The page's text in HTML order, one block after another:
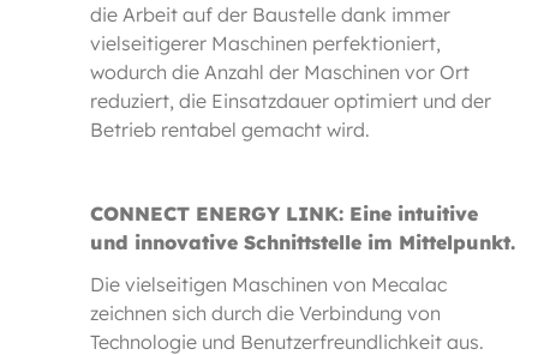
die Arbeit auf der Baustelle dank immer
vielseitigerer Maschinen perfektioniert,
wodurch die Anzahl der Maschinen vor Ort
reduziert, die Einsatzdauer optimiert und der
Betrieb rentabel gemacht wird.
CONNECT ENERGY LINK: Eine intuitive
und innovative Schnittstelle im Mittelpunkt.
Die vielseitigen Maschinen von Mecalac
zeichnen sich durch die Verbindung von
Technologie und Benutzerfreundlichkeit aus.